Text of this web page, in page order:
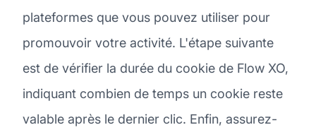
plateformes que vous pouvez utiliser pour
promouvoir votre activité. L'étape suivante
est de vérifier la durée du cookie de Flow XO,
indiquant combien de temps un cookie reste
valable après le dernier clic. Enfin, assurez-